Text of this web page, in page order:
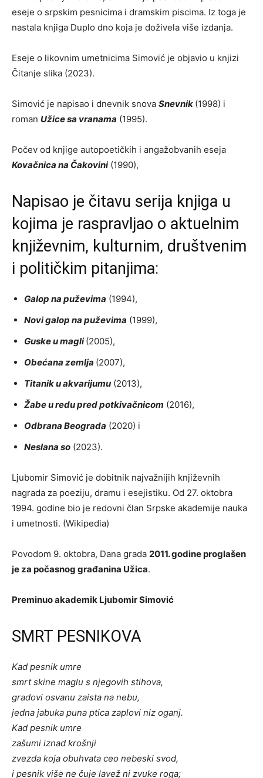
eseje o srpskim pesnicima i dramskim piscima. Iz toga je
nastala knjiga Duplo dno koja je doživela više izdanja.
Eseje o likovnim umetnicima Simović je objavio u knjizi
Čitanje slika (2023).
Simović je napisao i dnevnik snova Snevnik (1998) i
roman Užice sa vranama (1995).
Počev od knjige autopoetičkih i angažobvanih eseja
Kovačnica na Čakovini(1990),
Napisao je čitavu serija knjiga u
kojima je raspravljao o aktuelnim
književnim, kulturnim, društvenim
i političkim pitanjima:
Galop na puževima (1994),
Novi galop na puževima (1999),
Guske u magli(2005),
Obećana zemlja (2007),
Titanik u akvarijumu (2013),
Žabe u redu pred potkivačnicom (2016),
Odbrana Beograda (2020) i
Neslana so (2023).
Ljubomir Simović je dobitnik najvažnijih književnih
nagrada za poeziju, dramu i esejistiku. Od 27. oktobra
1994. godine bio je redovni član Srpske akademije nauka
i umetnosti. (Wikipedia)
Povodom 9. oktobra, Dana grada 2011. godine proglašen
je za počasnog građanina Užica.
Preminuo akademik Ljubomir Simović
SMRT PESNIKOVA
Kad pesnik umre
smrt skine maglu s njegovih stihova,
gradovi osvanu zaista na nebu,
jedna jabuka puna ptica zaplovi niz oganj.
Kad pesnik umre
zašumi iznad krošnji
zvezda koja obuhvata ceo nebeski svod,
i pesnik više ne čuje lavež ni zvuke roga;